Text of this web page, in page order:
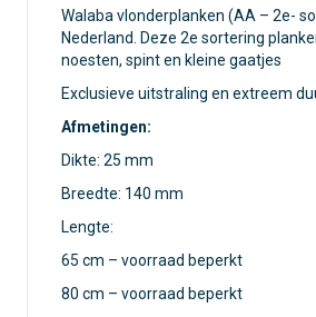
Walaba vlonderplanken (AA – 2e-
Nederland. Deze 2e sortering
noesten, spint en kleine gaatjes
Exclusieve uitstraling en extreem
Afmetingen:
Dikte: 25 mm
Breedte: 140 mm
Lengte:
65 cm – voorraad beperkt
80 cm – voorraad beperkt